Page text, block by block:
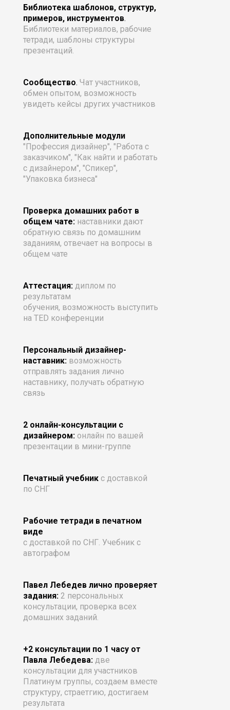
Библиотека шаблонов, структур,
примеров, инструментов.
Библиотеки материалов, рабочие
тетради, шаблоны структуры
презентаций.
Сообщество. Чат участников,
обмен опытом, возможность
увидеть кейсы других участников
Дополнительные модули
"Профессия дизайнер", "Работа с
заказчиком", "Как найти и работать
с дизайнером", "Спикер",
"Упаковка бизнеса"
Проверка домашних работ в
общем чате: наставники дают
обратную связь по домашним
заданиям, отвечает на вопросы в
общем чате
Аттестация: диплом по
результатам
обучения, возможность выступить
на TED конференции
Персональный дизайнер-
наставник: возможность
отправлять задания лично
наставнику, получать обратную
связь
2 онлайн-консультации с
дизайнером: онлайн по вашей
презентации в мини-группе
Печатный учебник с доставкой
по СНГ
Рабочие тетради в печатном
виде
с доставкой по СНГ. Учебник с
автографом
Павел Лебедев лично проверяет
задания: 2 персональных
консультации, проверка всех
домашних заданий.
+2 консультации по 1 часу от
Павла Лебедева: две
консультации для участников
Платинум группы, создаем вместе
структуру, страетгию, достигаем
результата